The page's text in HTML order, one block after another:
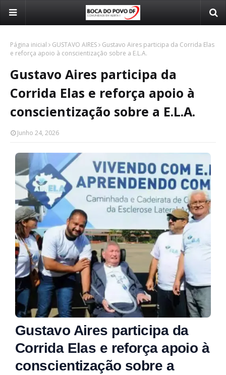
Página inicial GUSTAVO AIRES
Gustavo Aires participa da Corrida Elas
e reforça apoio à conscientização sobre a E.L.A.
Gustavo Aires participa da
Corrida Elas e reforça apoio à
conscientização sobre a E.L.A.
Junho 24, 2026
Gustavo Aires participa da
Corrida Elas e reforça apoio à
conscientização sobre a